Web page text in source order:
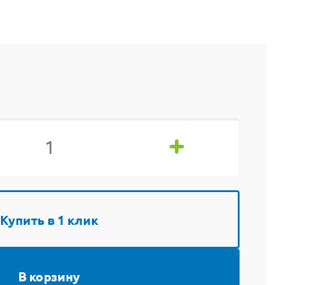
Купить в 1 клик
В корзину